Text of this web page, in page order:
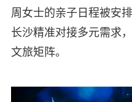
周女士的亲子日程被安
长沙精准对接多元需求
文旅矩阵。